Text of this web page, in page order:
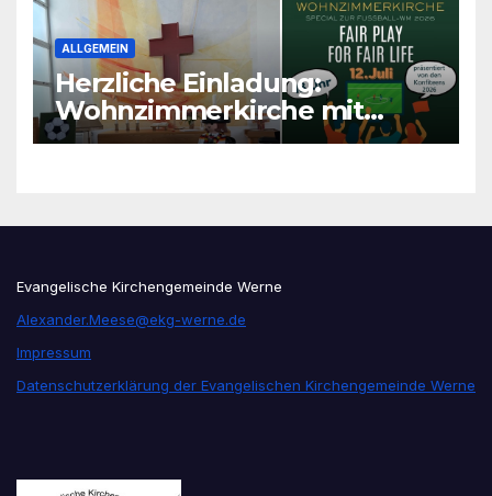
ALLGEMEIN
Herzliche Einladung:
Wohnzimmerkirche mit
unseren Konfis
Evangelische Kirchengemeinde Werne
Alexander.Meese@ekg-werne.de
Impressum
Datenschutzerklärung der Evangelischen Kirchengemeinde Werne